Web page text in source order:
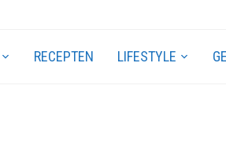
RECEPTEN LIFESTYLE